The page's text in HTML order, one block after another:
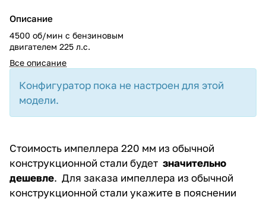
Описание
4500 об/мин с бензиновым
двигателем 225 л.с.
Все описание
Конфигуратор пока не настроен для этой
модели.
Стоимость импеллера 220 мм из обычной
конструкционной стали будет значительно
дешевле. Для заказа импеллера из обычной
конструкционной стали укажите в пояснении